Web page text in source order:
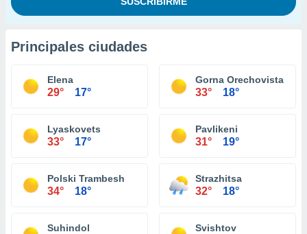
Principales ciudades
Elena
29° 17°
Gorna Orechovista
33° 18°
Lyaskovets
33° 17°
Pavlikeni
31° 19°
Polski Trambesh
34° 18°
Strazhitsa
32° 18°
Suhindol Svishtov